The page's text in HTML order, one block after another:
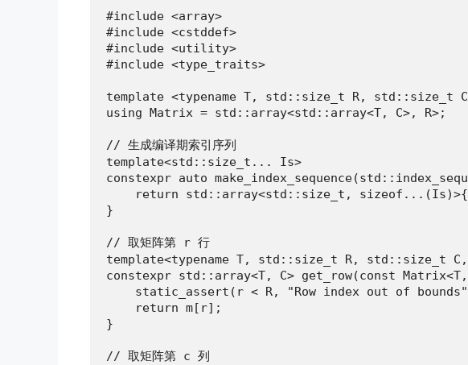
#include <array>
#include <cstddef>
#include <utility>
#include <type_traits>
template <typename T, std::size_t R, std::size_t
using Matrix = std::array<std::array<T, C>, R>;
// 生成编译期索引序列
template<std::size_t... Is>
constexpr auto
return std::array<std::size_t,
}
// 取矩阵第 r 行
template<typename T, std::size_t R, std::size_t
constexpr std::array<T, C> get_row(const
static_assert(r < R, "Row index out of
    return m[r];
}
// 取矩阵第 c 列